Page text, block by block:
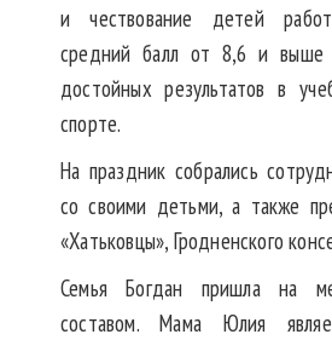
и чествование детей
средний балл от 8,6 и выше
достойных результатов в
спорте.
На праздник собрались
со своими детьми, а также
«Хатьковцы», Гродненского
Семья Богдан пришла на
составом. Мама Юлия